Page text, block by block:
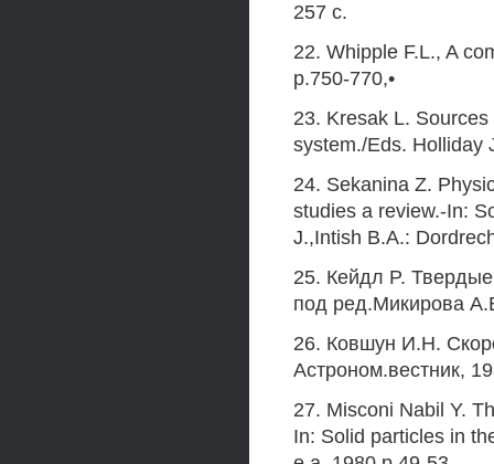
257 с.
22. Whipple F.L., A
p.750-770,•
23. Kresak L.
system./Eds. Holliday
24. Sekanina Z.
studies a review.-In:
J.,Intish B.A.:
25. Кейдл P.
под ред.Микирова
26. Ковшун И.Н.
Астроном.вестник,
27. Misconi Nabil Y.
In: Solid particles in